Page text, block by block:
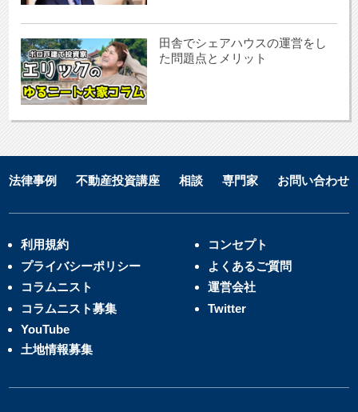
田舎でシェアハウスの運営をし
た問題点とメリット
法律事例 不動産投資講座 相談 専門家 お問い合わせ
利用規約
プライバシーポリシー
コンセプト
よくあるご質問
コラムニスト
コラムニスト募集
運営会社
Twitter
YouTube
土地情報募集